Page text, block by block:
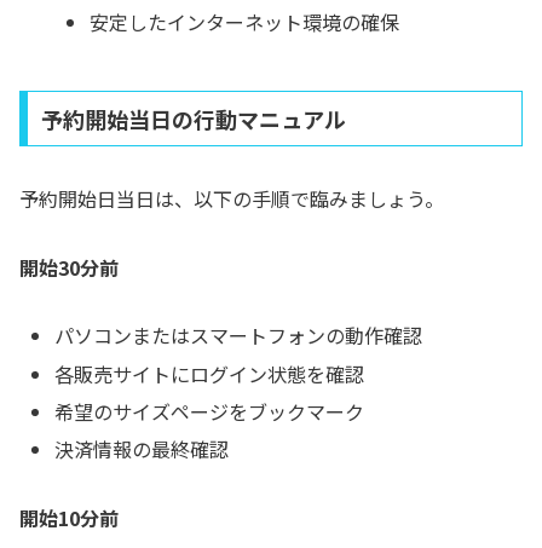
安定したインターネット環境の確保
予約開始当日の行動マニュアル
予約開始日当日は、以下の手順で臨みましょう。
開始30分前
パソコンまたはスマートフォンの動作確認
各販売サイトにログイン状態を確認
希望のサイズページをブックマーク
決済情報の最終確認
開始10分前